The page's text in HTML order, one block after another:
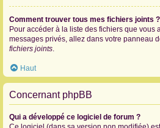
Comment trouver tous mes fichiers joints ?
Pour accéder à la liste des fichiers que vous
messages privés, allez dans votre panneau
fichiers joints.
Haut
Concernant phpBB
Qui a développé ce logiciel de forum ?